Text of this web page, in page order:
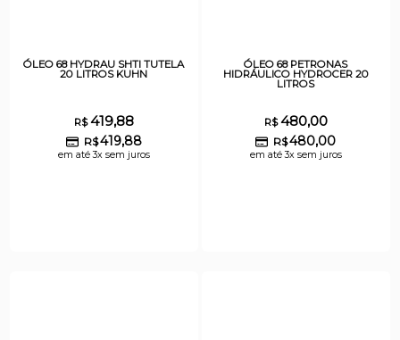
ÓLEO 68 HYDRAU SHTI TUTELA
20 LITROS KUHN
R$419,88
R$419,88
em até 3x sem juros
ÓLEO 68 PETRONAS
HIDRÁULICO HYDROCER 20
LITROS
R$480,00
R$480,00
em até 3x sem juros